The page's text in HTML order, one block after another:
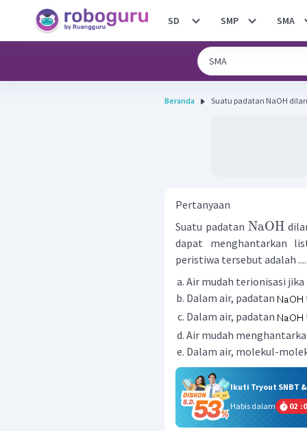
SD SMP SMA
Beranda Suatu padatan NaOH
Pertanyaan
Suatu padatan NaOH
dapat menghantarkan
peristiwa tersebut adalah ....
Air mudah terionisasi
Dalam air, padatan
Dalam air, padatan
Air mudah
Dalam air, molekul-
Ikuti Tryout SNBT
Habis dalam
02 :